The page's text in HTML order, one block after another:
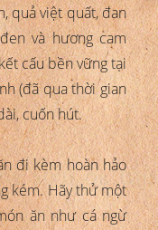
quả việt quất, đan
và hương cam
cấu bền vững tại
(đã qua thời gian
cuốn hút.
đi kèm hoàn hảo
kém. Hãy thử một
ăn như cá ngừ